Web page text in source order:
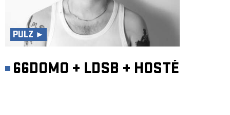
PULZ ►
66DOMO + LDSB + HOSTÉ